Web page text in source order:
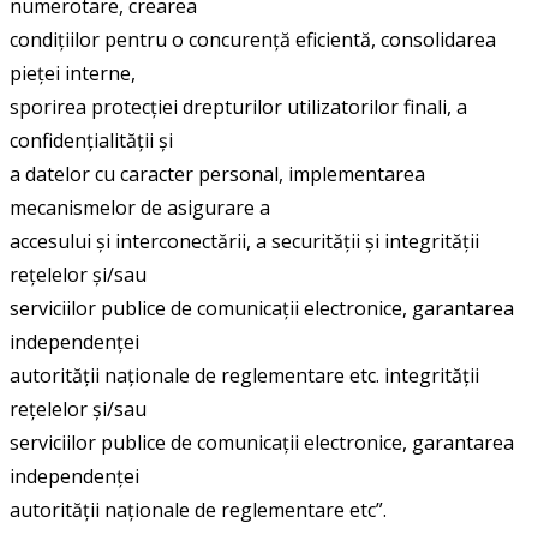
numerotare, crearea
condițiilor pentru o concurență eficientă, consolidarea
pieței interne,
sporirea protecției drepturilor utilizatorilor finali, a
confidențialității și
a datelor cu caracter personal, implementarea
mecanismelor de asigurare a
accesului și interconectării, a securității și integrității
rețelelor și/sau
serviciilor publice de comunicații electronice, garantarea
independenței
autorității naționale de reglementare etc. integrității
rețelelor și/sau
serviciilor publice de comunicații electronice, garantarea
independenței
autorității naționale de reglementare etc”.